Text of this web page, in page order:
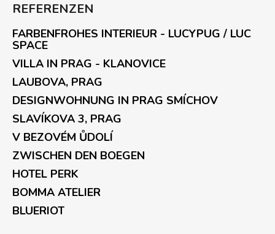
REFERENZEN
FARBENFROHES INTERIEUR - LUCYPUG / LUC
SPACE
VILLA IN PRAG - KLANOVICE
LAUBOVA, PRAG
DESIGNWOHNUNG IN PRAG SMÍCHOV
SLAVÍKOVA 3, PRAG
V BEZOVÉM ŮDOLÍ
ZWISCHEN DEN BOEGEN
HOTEL PERK
BOMMA ATELIER
BLUERIOT